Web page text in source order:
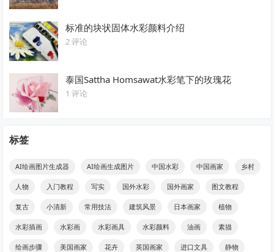
标准的块状固体水彩颜料介绍
2 评论
泰国Sattha Homsawat水彩笔下的玫瑰花
1 评论
标签
AI绘画图片生成器 AI绘画生成图片 中国水彩 中国画家 乡村
人物 入门教程 写实 国外水彩 国外画家 图文教程
复古 小清新 常用技法 建筑风景 日本画家 植物
水彩插画 水彩画 水彩画具 水彩颜料 油画 素描
绘画步骤 美国画家 花卉 英国画家 进口文具 静物